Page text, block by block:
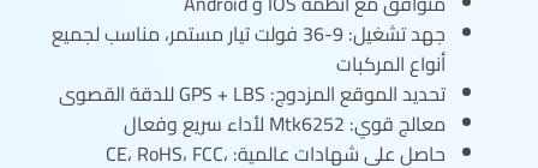
جهد تشغيل: 9-36 فولت تيار مستمر، مناسب لجميع
أنواع المركبات
تحديد الموقع المزدوج: GPS + LBS للدقة القصوى
معالج قوي: Mtk6252 لأداء سريع وفعال
حاصل على شهادات عالمية: CE، RoHS، FCC،